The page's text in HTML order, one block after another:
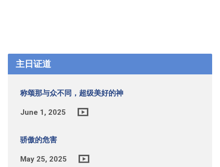
主日证道
称颂那与众不同，超级美好的神
June 1, 2025
骄傲的危害
May 25, 2025